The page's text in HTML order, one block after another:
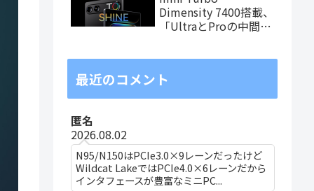
Dimensity 7400搭載、
「UltraとProの中間ス
最近のコメント
匿名
2026.08.02
N95/N150はPCIe3.0×9レーンだったけど
Wildcat LakeではPCIe4.0×6レーンだから
インタフェースが豊富なミニPC...